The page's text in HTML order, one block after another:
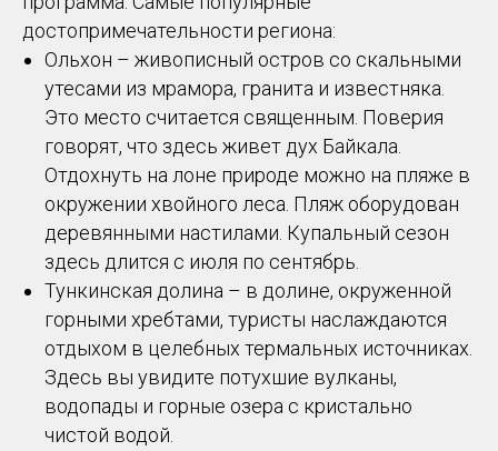
достопримечательности региона:
Ольхон – живописный остров со скальными
утесами из мрамора, гранита и известняка.
Это место считается священным. Поверия
говорят, что здесь живет дух Байкала.
Отдохнуть на лоне природе можно на пляже в
окружении хвойного леса. Пляж оборудован
деревянными настилами. Купальный сезон
здесь длится с июля по сентябрь.
Тункинская долина – в долине, окруженной
горными хребтами, туристы наслаждаются
отдыхом в целебных термальных источниках.
Здесь вы увидите потухшие вулканы,
водопады и горные озера с кристально
чистой водой.